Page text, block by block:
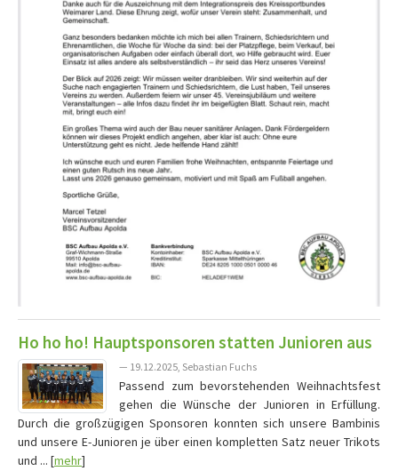
Ho ho ho! Hauptsponsoren statten Junioren aus
— 19.12.2025, Sebastian Fuchs
Passend zum bevorstehenden Weihnachtsfest
gehen die Wünsche der Junioren in Erfüllung.
Durch die großzügigen Sponsoren konnten sich unsere Bambinis
und unsere E-Junioren je über einen kompletten Satz neuer Trikots
und ... [mehr]